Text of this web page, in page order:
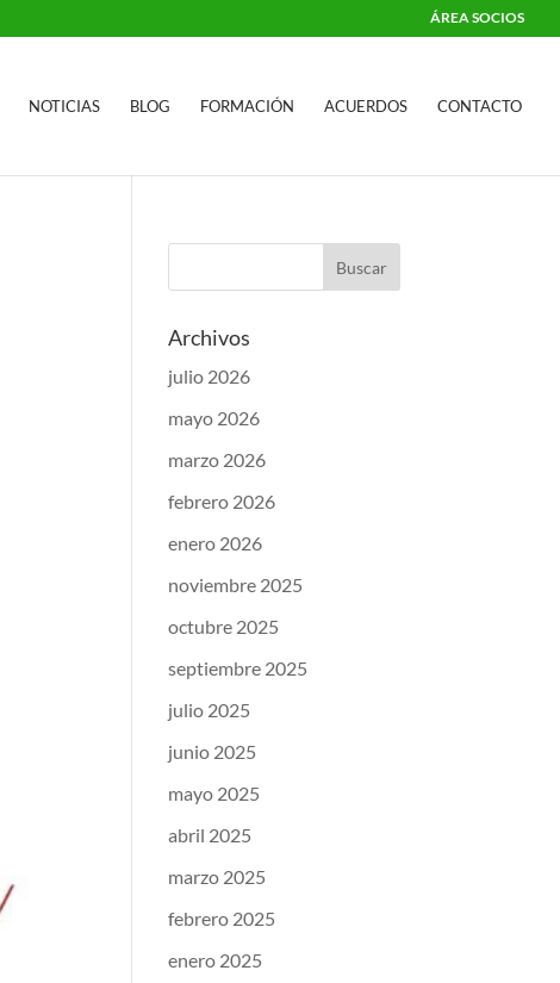
ÁREA SOCIOS
NOTICIAS BLOG FORMACIÓN ACUERDOS CONTACTO
Archivos
julio 2026
mayo 2026
marzo 2026
febrero 2026
enero 2026
noviembre 2025
octubre 2025
septiembre 2025
julio 2025
junio 2025
mayo 2025
abril 2025
marzo 2025
febrero 2025
enero 2025